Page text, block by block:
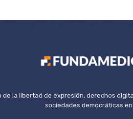
de la libertad de expresión, derechos
sociedades democráticas en